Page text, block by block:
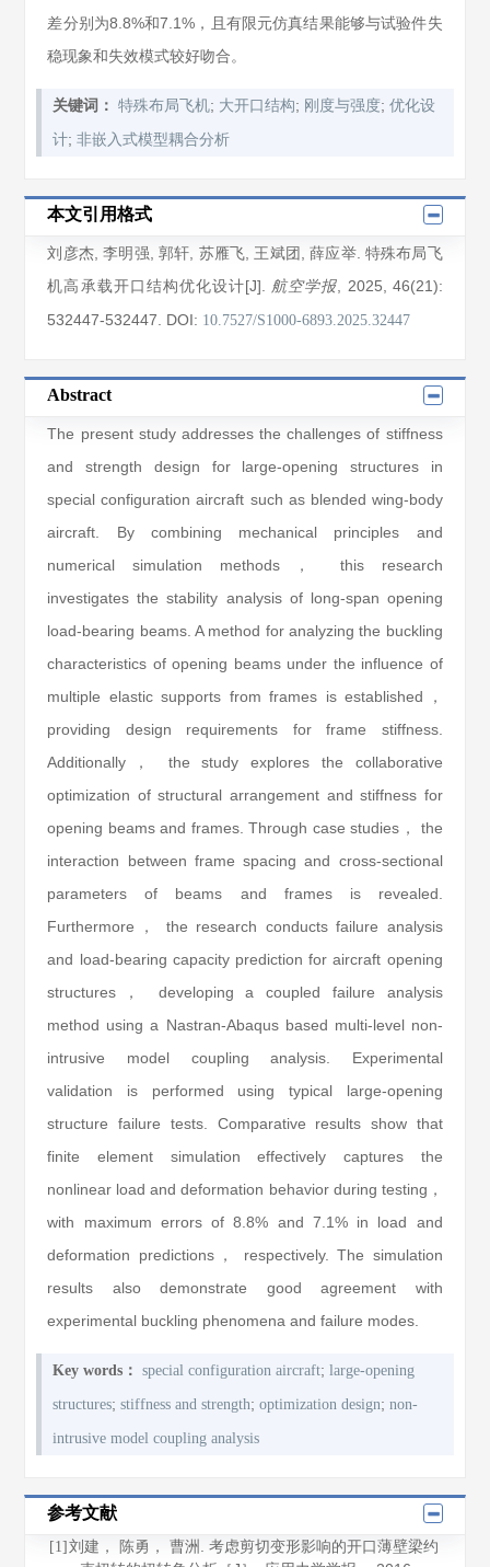
差分别为8.8%和7.1%，且有限元仿真结果能够与试验件失
稳现象和失效模式较好吻合。
关键词： 特殊布局飞机; 大开口结构; 刚度与强度;优化设
计;非嵌入式模型耦合分析
本文引用格式
刘彦杰,李明强 郭轩 苏雁飞 王斌团 ,薛应举. 特殊布局飞
机高承载开口结构优化设计[J]. 航空学报 , 2025 , 46(21):
532447-532447 DOI: 10.7527/S1000-6893.2025.32447
Abstract
The present study addresses the challenges of stiffness
and strength design for large-opening structures in
special configuration aircraft such as blended wing-body
aircraft. By combining mechanical principles and
numerical simulation methods， this research
investigates the stability analysis of long-span opening
load-bearing beams. A method for analyzing the buckling
characteristics of opening beams under the influence of
multiple elastic supports from frames is established，
providing design requirements for frame stiffness.
Additionally， the study explores the collaborative
optimization of structural arrangement and stiffness for
opening beams and frames. Through case studies， the
interaction between frame spacing and cross-sectional
parameters of beams and frames is revealed.
Furthermore， the research conducts failure analysis
and load-bearing capacity prediction for aircraft opening
structures， developing a coupled failure analysis
method using a Nastran-Abaqus based multi-level non-
intrusive model coupling analysis. Experimental
validation is performed using typical large-opening
structure failure tests. Comparative results show that
finite element simulation effectively captures the
nonlinear load and deformation behavior during testing，
with maximum errors of 8.8% and 7.1% in load and
deformation predictions， respectively. The simulation
results also demonstrate good agreement with
experimental buckling phenomena and failure modes.
Key words： special configuration aircraft;large-opening
structures;stiffness and strength;optimization design;non-
intrusive model coupling analysis
参考文献
[1] 刘建， 陈勇， 曹洲. 考虑剪切变形影响的开口薄壁梁约